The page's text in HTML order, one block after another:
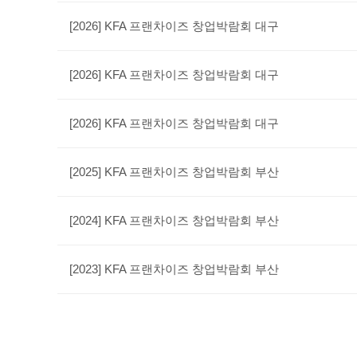
[2026] KFA 프랜차이즈 창업박람회 대구
[2026] KFA 프랜차이즈 창업박람회 대구
[2026] KFA 프랜차이즈 창업박람회 대구
[2025] KFA 프랜차이즈 창업박람회 부산
[2024] KFA 프랜차이즈 창업박람회 부산
[2023] KFA 프랜차이즈 창업박람회 부산